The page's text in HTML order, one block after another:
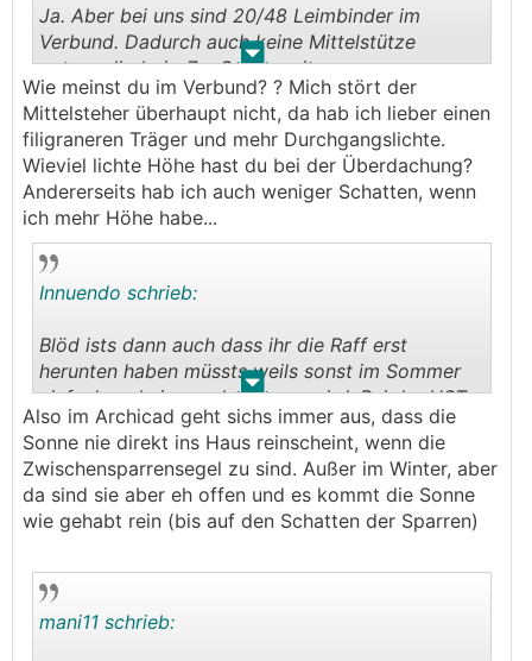
. .
Ja. Aber bei uns sind 20/48 Leimbinder im
Verbund. Dadurch auch keine Mittelstütze
notwendig bei >7m Spannweite.
Wie meinst du im Verbund? ? Mich stört der
Mittelsteher überhaupt nicht, da hab ich lieber einen
filigraneren Träger und mehr Durchgangslichte.
Wieviel lichte Höhe hast du bei der Überdachung?
Andererseits hab ich auch weniger Schatten, wenn
ich mehr Höhe habe...
. .
Innuendo schrieb:
Blöd ists dann auch dass ihr die Raff erst
herunten haben müssts weils sonst im Sommer
einfach zu heiss auch drinnen wird. Bei derHST
dann nervig... Ohne Glas erspart man sich dann
einiges an Nerven und andere Problematik. Also
dass mit dem Glas unbedingt genau überdenken!
Also im Archicad geht sichs immer aus, dass die
Sonne nie direkt ins Haus reinscheint, wenn die
Zwischensparrensegel zu sind. Außer im Winter, aber
da sind sie aber eh offen und es kommt die Sonne
wie gehabt rein (bis auf den Schatten der Sparren)
mani11 schrieb: